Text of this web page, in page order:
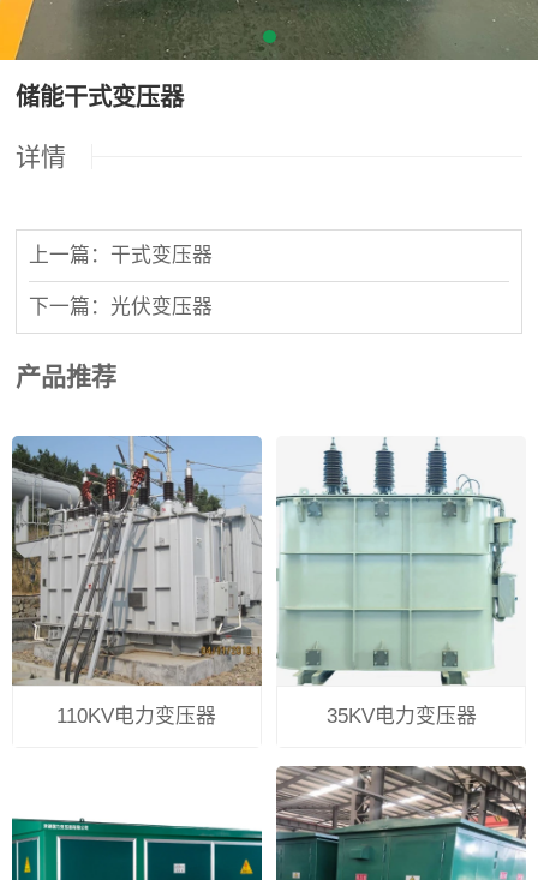
储能干式变压器
详情
上一篇：干式变压器
下一篇：光伏变压器
产品推荐
110KV电力变压器 35KV电力变压器